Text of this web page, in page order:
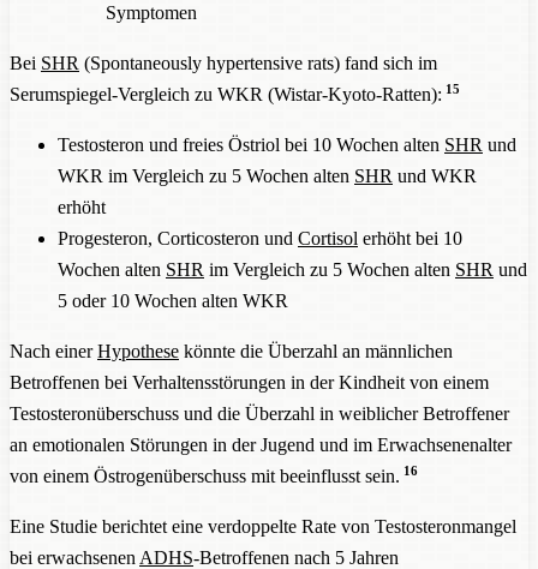
Symptomen
Bei SHR (Spontaneously hypertensive rats) fand sich im
Serumspiegel-Vergleich zu WKR (Wistar-Kyoto-Ratten): 15
Testosteron und freies Östriol bei 10 Wochen alten SHR und
WKR im Vergleich zu 5 Wochen alten SHR und WKR
erhöht
Progesteron, Corticosteron und Cortisol erhöht bei 10
Wochen alten SHR im Vergleich zu 5 Wochen alten SHR und
5 oder 10 Wochen alten WKR
Nach einerHypothese könnte die Überzahl an männlichen
Betroffenen bei Verhaltensstörungen in der Kindheit von einem
Testosteronüberschuss und die Überzahl in weiblicher Betroffener
an emotionalen Störungen in der Jugend und im Erwachsenenalter
von einem Östrogenüberschuss mit beeinflusst sein. 16
Eine Studie berichtet eine verdoppelte Rate von Testosteronmangel
bei erwachsenen ADHS-Betroffenen nach 5 Jahren